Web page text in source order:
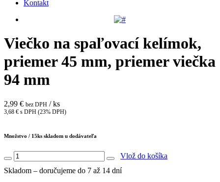
Kontakt
Viečko na spaľovací kelímok,
priemer 45 mm, priemer viečka
94 mm
2,99 € bez DPH / ks
3,68 € s DPH (23% DPH)
Množstvo / 15ks skladom u dodávateľa
Vlož do košíka
Skladom – doručujeme do 7 až 14 dní